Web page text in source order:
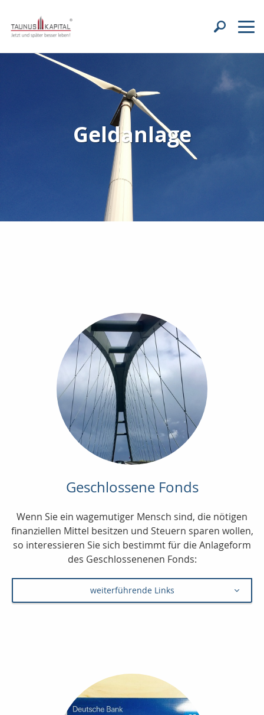
Geldanlage
Geschlossene Fonds
Wenn Sie ein wagemutiger Mensch sind, die nötigen
finanziellen Mittel besitzen und Steuern sparen wollen,
so interessieren Sie sich bestimmt für die Anlageform
des Geschlossenenen Fonds:
weiterführende Links